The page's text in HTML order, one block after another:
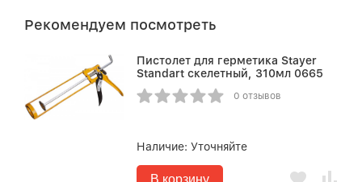
Рекомендуем посмотреть
Пистолет для герметика Stayer
Standart скелетный, 310мл 0665
0 отзывов
Наличие:Уточняйте
В корзину